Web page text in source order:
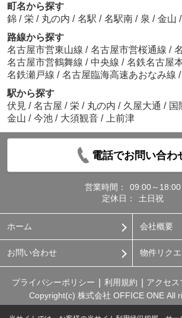
町名から探す
錦 / 栄 / 丸の内 / 名駅 / 名駅南 / 泉 / 金山 /
路線から探す
名古屋市営東山線 / 名古屋市営桜通線 /
名古屋市営鶴舞線 / 中央線 / 名鉄名古屋
名鉄瀬戸線 / 名古屋臨海高速あおなみ線 /
駅から探す
伏見 / 名古屋 / 栄 / 丸の内 / 久屋大通 / 国
金山 / 今池 / 大須観音 / 上前津
電話でお問い合わ
営業時間：
09:00～18:00
定休日：
土日祝
ホーム 会社概要
お問い合わせ 物件リクエ
プライバシーポリシー 利用規約 アクセス
Copyright(c) 株式会社 OFFICE ONE All